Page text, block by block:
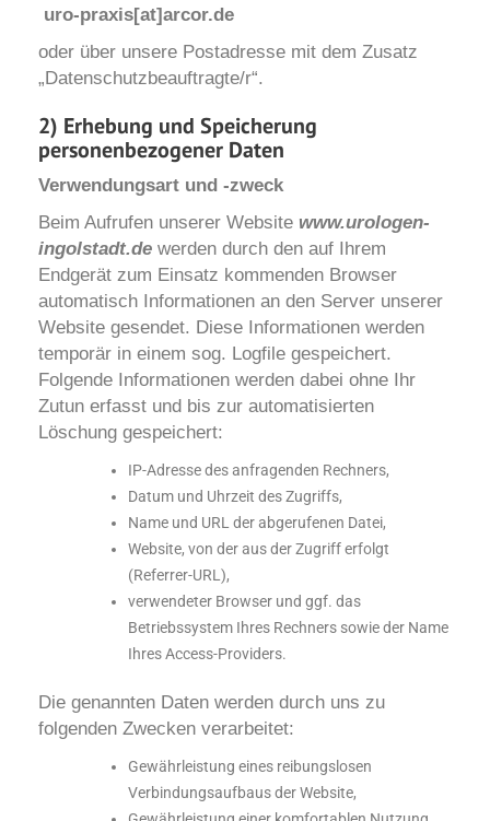
uro-praxis[at]arcor.de
oder über unsere Postadresse mit dem Zusatz
„Datenschutzbeauftragte/r“.
2) Erhebung und Speicherung
personenbezogener Daten
Verwendungsart und -zweck
Beim Aufrufen unserer Website www.urologen-
ingolstadt.de werden durch den auf Ihrem
Endgerät zum Einsatz kommenden Browser
automatisch Informationen an den Server unserer
Website gesendet. Diese Informationen werden
temporär in einem sog. Logfile gespeichert.
Folgende Informationen werden dabei ohne Ihr
Zutun erfasst und bis zur automatisierten
Löschung gespeichert:
IP-Adresse des anfragenden Rechners,
Datum und Uhrzeit des Zugriffs,
Name und URL der abgerufenen Datei,
Website, von der aus der Zugriff erfolgt
(Referrer-URL),
verwendeter Browser und ggf. das
Betriebssystem Ihres Rechners sowie der Name
Ihres Access-Providers.
Die genannten Daten werden durch uns zu
folgenden Zwecken verarbeitet:
Gewährleistung eines reibungslosen
Verbindungsaufbaus der Website,